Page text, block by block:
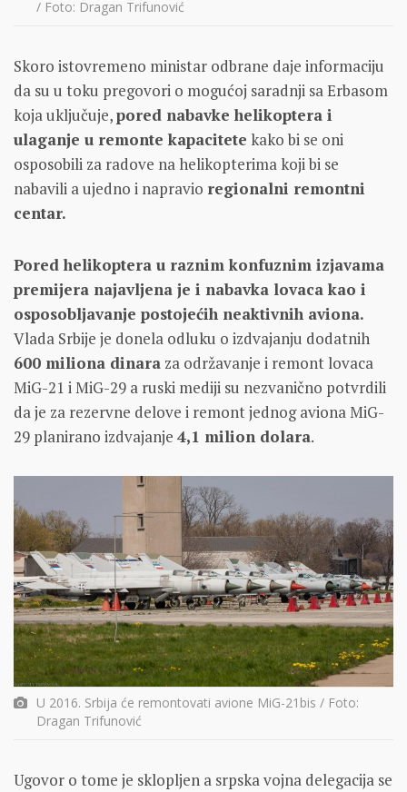
/ Foto: Dragan Trifunović
Skoro istovremeno ministar odbrane daje informaciju
da su u toku pregovori o mogućoj saradnji sa Erbasom
koja uključuje,pored nabavke helikoptera i
ulaganje u remonte kapacitete kako bi se oni
osposobili za radove na helikopterima koji bi se
nabavili a ujedno i napravio regionalni remontni
centar.
Pored helikoptera u raznim konfuznim izjavama
premijera najavljena je i nabavka lovaca kao i
osposobljavanje postojećih neaktivnih aviona.
Vlada Srbije je donela odluku o izdvajanju dodatnih
600 miliona dinara za održavanje i remont lovaca
MiG-21 i MiG-29 a ruski mediji su nezvanično potvrdili
da je za rezervne delove i remont jednog aviona MiG-
29 planirano izdvajanje 4,1 milion dolara.
U 2016. Srbija će remontovati avione MiG-21bis / Foto:
Dragan Trifunović
Ugovor o tome je sklopljen a srpska vojna delegacija se